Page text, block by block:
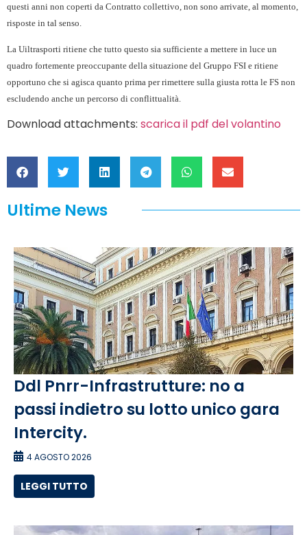
questi anni non coperti da Contratto collettivo, non sono arrivate, al momento,
risposte in tal senso.
La Uiltrasporti ritiene che tutto questo sia sufficiente a mettere in luce un
quadro fortemente preoccupante della situazione del Gruppo FSI e ritiene
opportuno che si agisca quanto prima per rimettere sulla giusta rotta le FS non
escludendo anche un percorso di conflittualità.
Download attachments: scarica il pdf del volantino
Ultime News
Ddl Pnrr-Infrastrutture: no a
passi indietro su lotto unico gara
Intercity.
4 AGOSTO 2026
LEGGI TUTTO